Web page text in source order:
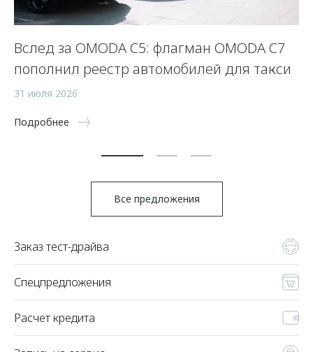
Вслед за OMODA C5: флагман OMODA C7
пополнил реестр автомобилей для такси
31 июля 2026
Подробнее
Все предложения
Заказ тест-драйва
Спецпредложения
Расчет кредита